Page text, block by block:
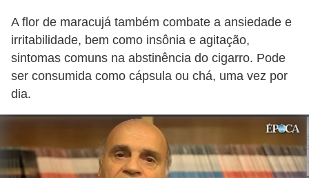
A flor de maracujá também combate a ansiedade e
irritabilidade, bem como insônia e agitação,
sintomas comuns na abstinência do cigarro. Pode
ser consumida como cápsula ou chá, uma vez por
dia.